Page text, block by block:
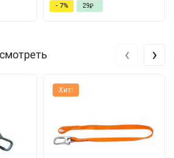
- 7% 29₽
Хит!
‹ ›